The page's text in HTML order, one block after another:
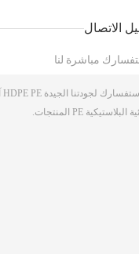
الاتصال
مباشرة لنا